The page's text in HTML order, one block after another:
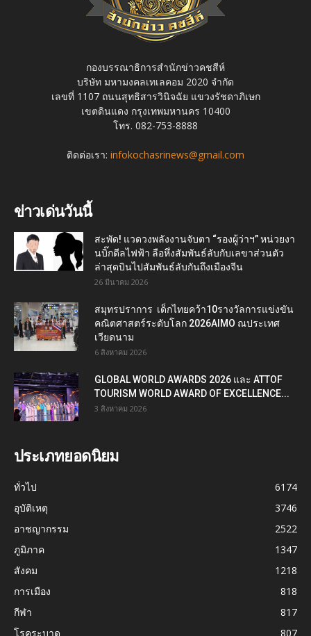
กองบรรณาธิการสำนักข่าวคชสีห์
บริษัท มหามงคลเทเลคอม 2020 จำกัด
เลขที่ 1107 ถนนสุทธิสารวินิจฉัย แขวงรัชดาภิเษก
เขตดินแดง กรุงเทพมหานคร 10400
โทร. 082-753-8888
ติดต่อเรา: infokochasrinews@gmail.com
ข่าวเด่นวันนี้
สะพัด! แวดวงพลังงานจับตา “รองผู้ว่าฯ” หน่วยงา
นบิ๊กดีลไฟฟ้า ลือหึ่งสัมพันธ์ลับกับเลขาส่วนตัว
ล่าสุดบินไปสัมพันธ์ลับกันถึงเมืองจีน
26 มีนาคม 2026
สมุทรปราการ เด็กไทยคว้า10รางวัลการแข่งขัน
คณิตศาสตร์ระดับโลก 2026AIMO ณประเทศ
เวียดนาม
6 สิงหาคม 2026
GLOBAL WORLD AWARDS 2026 และ ATTOF
TOURISM WORLD AWARD OF EXCELLENCE...
3 สิงหาคม 2026
ประเภทยอดนิยม
ทั่วไป
6174
อุบัติเหตุ
3746
อาชญากรรม
2522
ภูมิภาค
1347
สังคม
1218
การเมือง
818
กีฬา
817
โรคระบาด
807